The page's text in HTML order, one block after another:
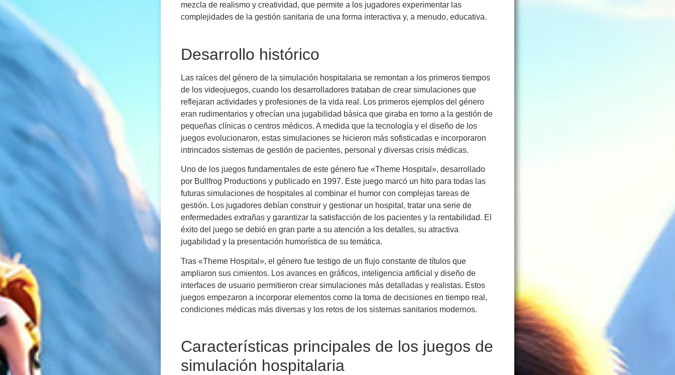
mezcla de realismo y creatividad, que permite a los jugadores experimentar las
complejidades de la gestión sanitaria de una forma interactiva y, a menudo, educativa.
Desarrollo histórico
Las raíces del género de la simulación hospitalaria se remontan a los primeros tiempos
de los videojuegos, cuando los desarrolladores trataban de crear simulaciones que
reflejaran actividades y profesiones de la vida real. Los primeros ejemplos del género
eran rudimentarios y ofrecían una jugabilidad básica que giraba en torno a la gestión de
pequeñas clínicas o centros médicos. A medida que la tecnología y el diseño de los
juegos evolucionaron, estas simulaciones se hicieron más sofisticadas e incorporaron
intrincados sistemas de gestión de pacientes, personal y diversas crisis médicas.
Uno de los juegos fundamentales de este género fue «Theme Hospital», desarrollado
por Bullfrog Productions y publicado en 1997. Este juego marcó un hito para todas las
futuras simulaciones de hospitales al combinar el humor con complejas tareas de
gestión. Los jugadores debían construir y gestionar un hospital, tratar una serie de
enfermedades extrañas y garantizar la satisfacción de los pacientes y la rentabilidad. El
éxito del juego se debió en gran parte a su atención a los detalles, su atractiva
jugabilidad y la presentación humorística de su temática.
Tras «Theme Hospital», el género fue testigo de un flujo constante de títulos que
ampliaron sus cimientos. Los avances en gráficos, inteligencia artificial y diseño de
interfaces de usuario permitieron crear simulaciones más detalladas y realistas. Estos
juegos empezaron a incorporar elementos como la toma de decisiones en tiempo real,
condiciones médicas más diversas y los retos de los sistemas sanitarios modernos.
Características principales de los juegos de
simulación hospitalaria